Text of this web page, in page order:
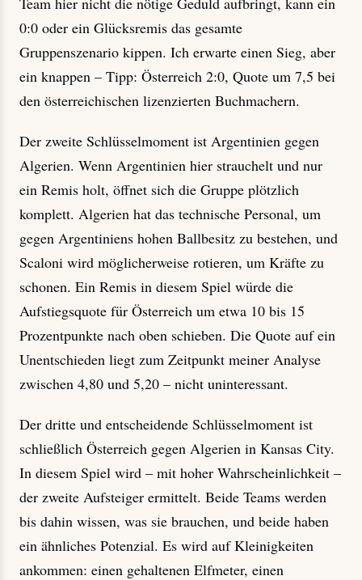
0:0 oder ein Glücksremis das gesamte
Gruppenszenario kippen. Ich erwarte einen Sieg, aber
ein knappen – Tipp: Österreich 2:0, Quote um 7,5 bei
den österreichischen lizenzierten Buchmachern.
Der zweite Schlüsselmoment ist Argentinien gegen
Algerien. Wenn Argentinien hier strauchelt und nur
ein Remis holt, öffnet sich die Gruppe plötzlich
komplett. Algerien hat das technische Personal, um
gegen Argentiniens hohen Ballbesitz zu bestehen, und
Scaloni wird möglicherweise rotieren, um Kräfte zu
schonen. Ein Remis in diesem Spiel würde die
Aufstiegsquote für Österreich um etwa 10 bis 15
Prozentpunkte nach oben schieben. Die Quote auf ein
Unentschieden liegt zum Zeitpunkt meiner Analyse
zwischen 4,80 und 5,20 – nicht uninteressant.
Der dritte und entscheidende Schlüsselmoment ist
schließlich Österreich gegen Algerien in Kansas City.
In diesem Spiel wird – mit hoher Wahrscheinlichkeit –
der zweite Aufsteiger ermittelt. Beide Teams werden
bis dahin wissen, was sie brauchen, und beide haben
ein ähnliches Potenzial. Es wird auf Kleinigkeiten
ankommen: einen gehaltenen Elfmeter, einen